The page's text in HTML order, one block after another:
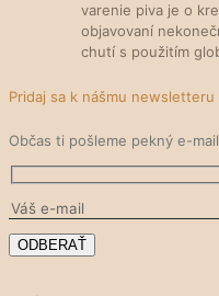
varenie piva je o
objavovaní
chutí s použitím
Pridaj sa k nášmu newsletteru
Občas ti pošleme pekný e-